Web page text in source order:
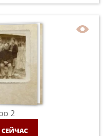
2